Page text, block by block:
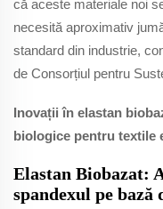
că aceste materiale noi
necesită aproximativ
standard din industrie,
de Consorțiul pentru
Inovații în elastan
biologice pentru textile
Elastan Biobazat:
spandexul pe bază